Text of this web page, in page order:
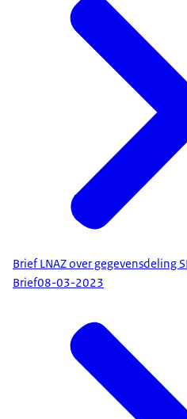
Brief LNAZ over gegevensdeling
Brief08-03-2023